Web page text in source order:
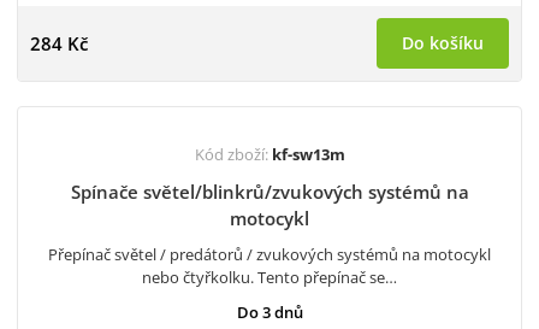
284 Kč Do košíku
Kód zboží: kf-sw13m
Spínače světel/blinkrů/zvukových systémů na
motocykl
Přepínač světel / predátorů / zvukových systémů na motocykl
nebo čtyřkolku. Tento přepínač se…
Do 3 dnů